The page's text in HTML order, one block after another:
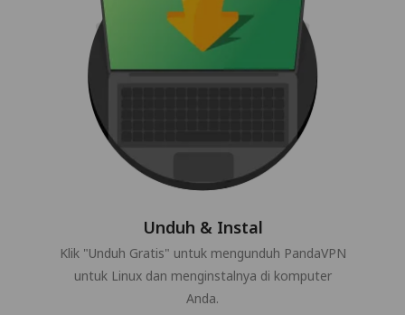
Unduh & Instal
Klik "Unduh Gratis" untuk mengunduh PandaVPN
untuk Linux dan menginstalnya di komputer
Anda.